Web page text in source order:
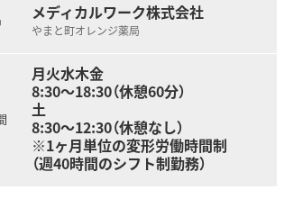
メディカルワーク株式会社
やまと町オレンジ薬局
月火水木金
8:30～18:30（休憩60分）
土
8:30～12:30（休憩なし）
※1ヶ月単位の変形労働時間制
（週40時間のシフト制勤務）